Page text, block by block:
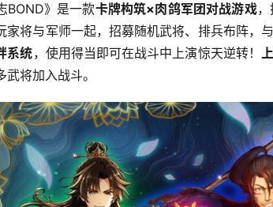
BOND》是一款卡牌构筑×肉鸽军团对战游戏，
家将与军师一起，招募随机武将、排兵布阵，
系统，使用得当即可在战斗中上演惊天逆转！
武将加入战斗。